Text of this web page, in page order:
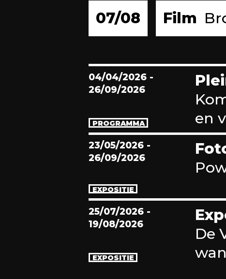
07/08 Film
04/04/2026 -
26/09/2026
PROGRAMMA
en
23/05/2026 -
26/09/2026
EXPOSITIE
25/07/2026 -
19/08/2026
EXPOSITIE
De